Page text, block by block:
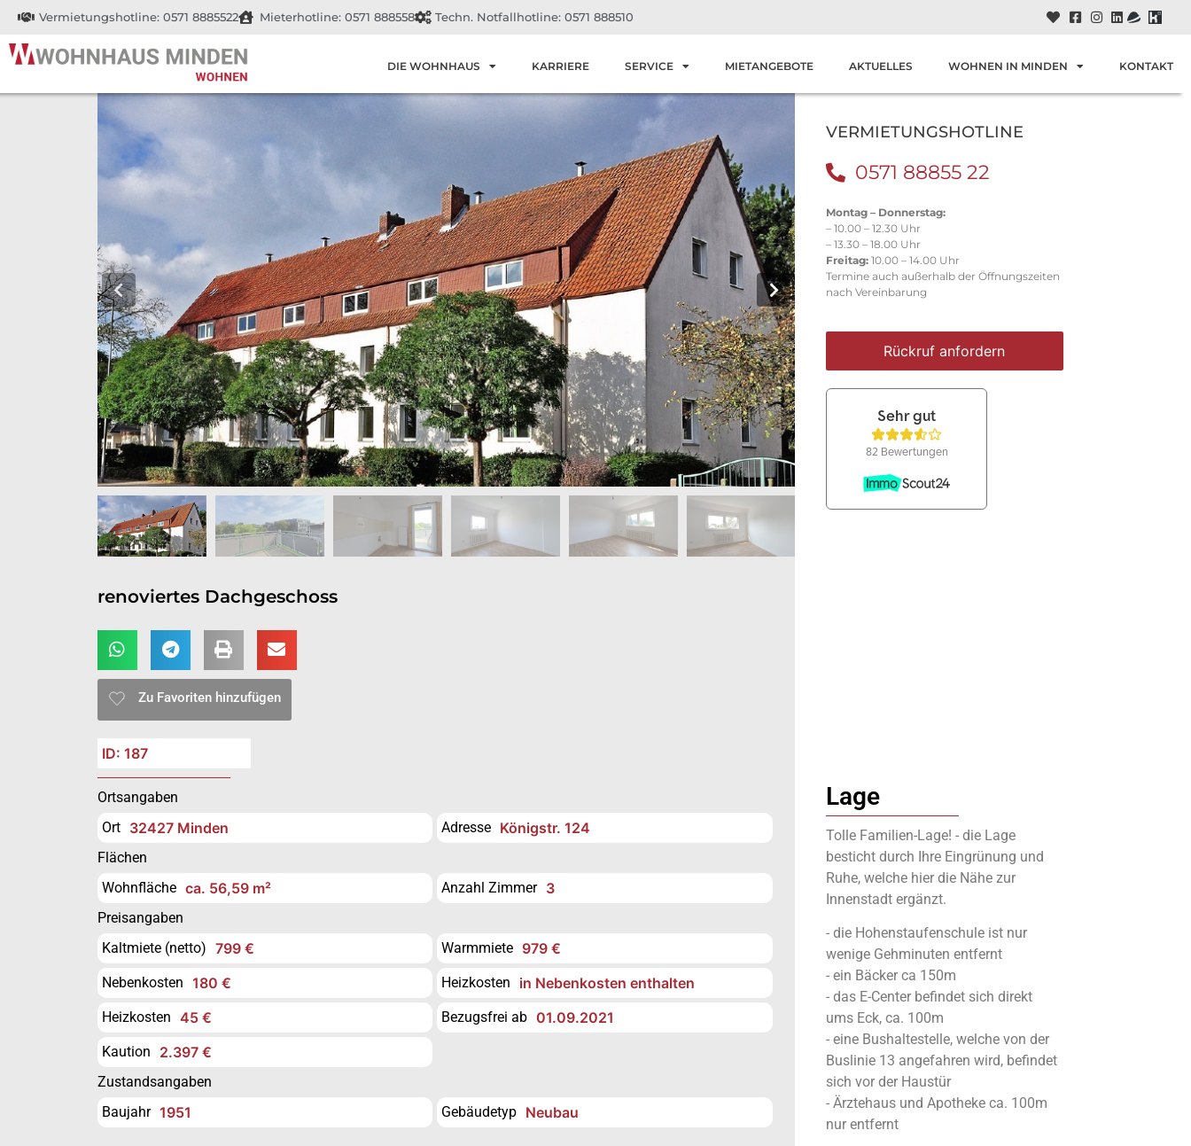
Vermietungshotline: 0571 8885522 Mieterhotline: 0571 888558 Techn. Notfallhotline: 0571 888510
DIE WOHNHAUS KARRIERE SERVICE MIETANGEBOTE AKTUELLES WOHNEN IN MINDEN KONTAKT
renoviertes Dachgeschoss
Zu Favoriten hinzufügen
ID: 187
Ortsangaben
Ort
32427 Minden Adresse Königstr. 124
Flächen
Wohnfläche ca. 56,59 m² Anzahl Zimmer 3
Preisangaben
Kaltmiete (netto) 799 € Warmmiete 979 €
Nebenkosten 180 € Heizkosten in Nebenkosten enthalten
Heizkosten 45 € Bezugsfrei ab 01.09.2021
Kaution 2.397 €
Zustandsangaben
Baujahr 1951 Gebäudetyp Neubau
VERMIETUNGSHOTLINE
0571 88855 22
Montag – Donnerstag:
– 10.00 – 12.30 Uhr
– 13.30 – 18.00 Uhr
Freitag: 10.00 – 14.00 Uhr
Termine auch außerhalb der Öffnungszeiten
nach Vereinbarung
Rückruf anfordern
Lage
Tolle Familien-Lage! - die Lage
besticht durch Ihre Eingrünung und
Ruhe, welche hier die Nähe zur
Innenstadt ergänzt.
- die Hohenstaufenschule ist nur
wenige Gehminuten entfernt
- ein Bäcker ca 150m
- das E-Center befindet sich direkt
ums Eck, ca. 100m
- eine Bushaltestelle, welche von der
Buslinie 13 angefahren wird, befindet
sich vor der Haustür
- Ärztehaus und Apotheke ca. 100m
nur entfernt